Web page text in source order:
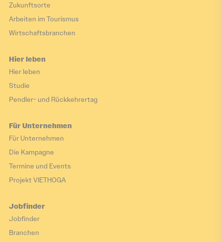
Zukunftsorte
Arbeiten im Tourismus
Wirtschaftsbranchen
Hier leben
Hier leben
Studie
Pendler- und Rückkehrertag
Für Unternehmen
Für Unternehmen
Die Kampagne
Termine und Events
Projekt VIETHOGA
Jobfinder
Jobfinder
Branchen